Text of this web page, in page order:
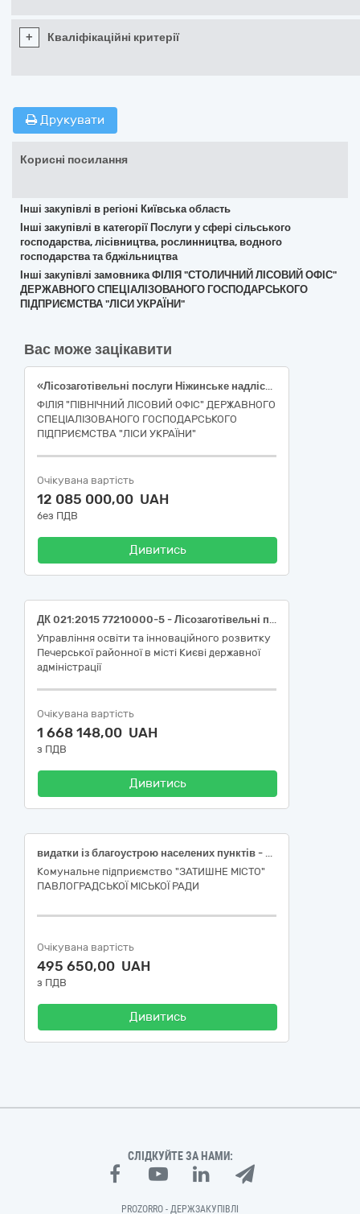
+ Кваліфікаційні критерії
Друкувати
Корисні посилання
Інші закупівлі в регіоні Київська область
Інші закупівлі в категорії Послуги у сфері сільського
господарства, лісівництва, рослинництва, водного
господарства та бджільництва
Інші закупівлі замовника ФІЛІЯ "СТОЛИЧНИЙ ЛІСОВИЙ ОФІС"
ДЕРЖАВНОГО СПЕЦІАЛІЗОВАНОГО ГОСПОДАРСЬКОГО
ПІДПРИЄМСТВА "ЛІСИ УКРАЇНИ"
Вас може зацікавити
«Лісозаготівельні послуги Ніжинське надлісництво, Чернігівська область»
ФІЛІЯ "ПІВНІЧНИЙ ЛІСОВИЙ ОФІС" ДЕРЖАВНОГО
СПЕЦІАЛІЗОВАНОГО ГОСПОДАРСЬКОГО
ПІДПРИЄМСТВА "ЛІСИ УКРАЇНИ"
Очікувана вартість
12 085 000,00 UAH
без ПДВ
Дивитись
ДК 021:2015 77210000-5 - Лісозаготівельні послуги (Послуги з санітарної обрізки дерев вражених омелою, кронування дерев з прибиранням та вивезенням обрізаного гілля (послуги з благоустрою на територіях закладів освіти Печерського району міста Києва)
Управління освіти та інноваційного розвитку
Печерської районної в місті Києві державної
адміністрації
Очікувана вартість
1 668 148,00 UAH
з ПДВ
Дивитись
видатки із благоустрою населених пунктів - послуги з видалення дерев на території міста Павлоград
Комунальне підприємство "ЗАТИШНЕ МІСТО"
ПАВЛОГРАДСЬКОЇ МІСЬКОЇ РАДИ
Очікувана вартість
495 650,00 UAH
з ПДВ
Дивитись
СЛІДКУЙТЕ ЗА НАМИ:
PROZORRO - ДЕРЖЗАКУПІВЛІ